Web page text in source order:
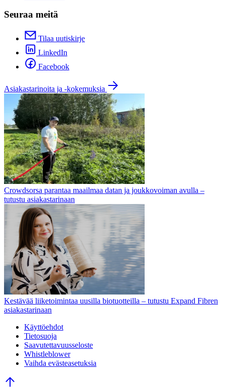
Seuraa meitä
Tilaa uutiskirje
LinkedIn
Facebook
Asiakastarinoita ja -kokemuksia
Crowdsorsa parantaa maailmaa datan ja joukkovoiman avulla –
tutustu asiakastarinaan
Kestävää liiketoimintaa uusilla biotuotteilla – tutustu Expand Fibren
asiakastarinaan
Käyttöehdot
Tietosuoja
Saavutettavuusseloste
Whistleblower
Vaihda evästeasetuksia